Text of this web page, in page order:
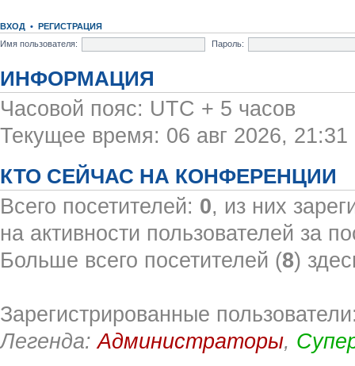
ВХОД • РЕГИСТРАЦИЯ
Имя пользователя:
Пароль:
ИНФОРМАЦИЯ
Часовой пояс: UTC + 5 часов
Текущее время: 06 авг 2026, 21:31
КТО СЕЙЧАС НА КОНФЕРЕНЦИИ
Всего посетителей: 0, из них
на активности пользователей за
Больше всего посетителей (8)
Зарегистрированные
Легенда:Администраторы,